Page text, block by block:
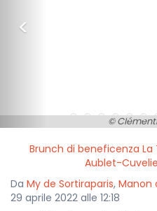
©
<
Brunch di beneficenza
Aublet-
Da My de Sortiraparis, Manon
29 aprile 2022 alle 12:18